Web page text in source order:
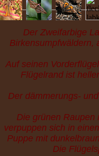
Der Zweifarbige
Birkensumpfwäldern,
Auf seinen
Flügelrand ist
Der dämmerungs-
Die grünen Raupen
verpuppen sich in
Puppe mit
Die